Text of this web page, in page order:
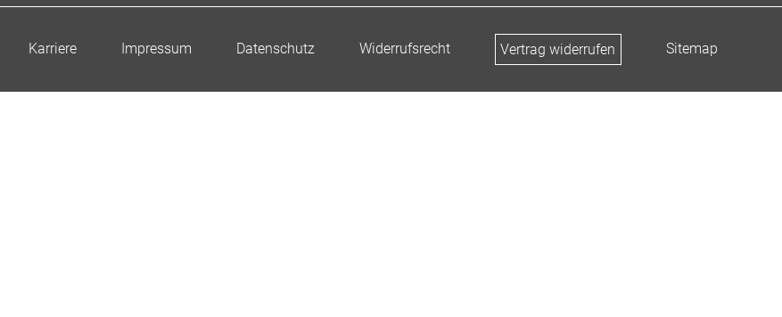
Karriere Impressum Datenschutz Widerrufsrecht Vertrag widerrufen Sitemap